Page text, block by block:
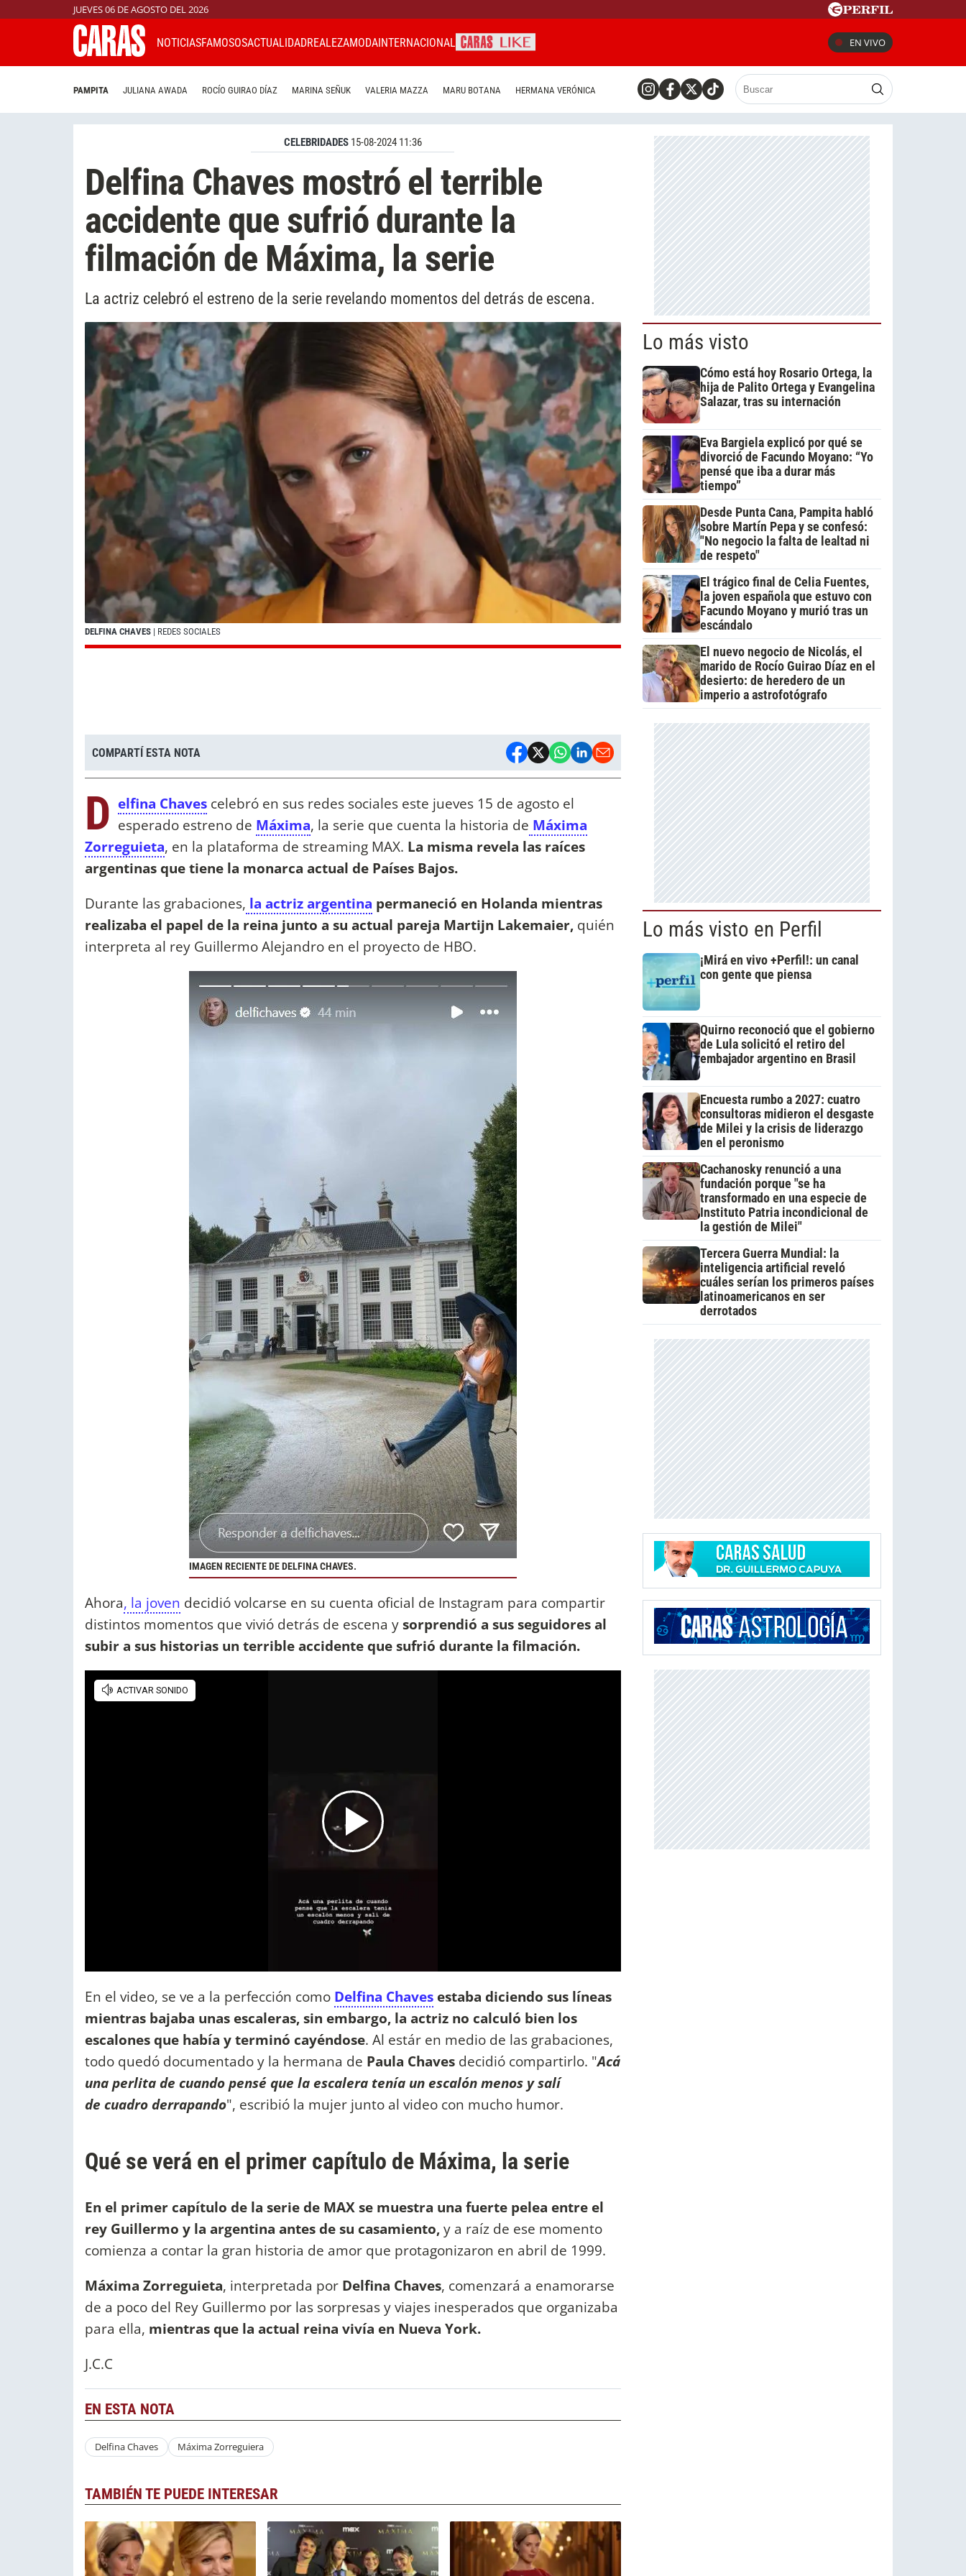
JUEVES 06 DE AGOSTO DEL 2026
NOTICIASFAMOSOSACTUALIDADREALEZAMODAINTERNACIONAL EN VIVO
PAMPITA JULIANA AWADA ROCÍO GUIRAO DÍAZ MARINA SEÑUK VALERIA MAZZA MARU BOTANA HERMANA VERÓNICA
CELEBRIDADES 15-08-2024 11:36
Delfina Chaves mostró el terrible
accidente que sufrió durante la
filmación de Máxima, la serie
La actriz celebró el estreno de la serie revelando momentos del detrás de escena.
DELFINA CHAVES | REDES SOCIALES
COMPARTÍ ESTA NOTA
D elfina Chaves celebró en sus redes sociales este jueves 15 de agosto el
esperado estreno de Máxima, la serie que cuenta la historia de Máxima
Zorreguieta, en la plataforma de streaming MAX. La misma revela las raíces
argentinas que tiene la monarca actual de Países Bajos.
Durante las grabaciones, la actriz argentina permaneció en Holanda mientras
realizaba el papel de la reina junto a su actual pareja Martijn Lakemaier, quién
interpreta al rey Guillermo Alejandro en el proyecto de HBO.
IMAGEN RECIENTE DE DELFINA CHAVES.
Ahora, la joven decidió volcarse en su cuenta oficial de Instagram para compartir
distintos momentos que vivió detrás de escena ysorprendió a sus seguidores al
subir a sus historias un terrible accidente que sufrió durante la filmación.
En el video, se ve a la perfección como Delfina Chaves estaba diciendo sus líneas
mientras bajaba unas escaleras, sin embargo, la actriz no calculó bien los
escalones que había y terminó cayéndose. Al estár en medio de las grabaciones,
todo quedó documentado y la hermana de Paula Chaves decidió compartirlo. "Acá
una perlita de cuando pensé que la escalera tenía un escalón menos y salí
de cuadro derrapando", escribió la mujer junto al video con mucho humor.
Qué se verá en el primer capítulo de Máxima, la serie
En el primer capítulo de la serie de MAX se muestra una fuerte pelea entre el
rey Guillermo y la argentina antes de su casamiento,y a raíz de ese momento
comienza a contar la gran historia de amor que protagonizaron en abril de 1999.
Máxima Zorreguieta, interpretada por Delfina Chaves, comenzará a enamorarse
de a poco del Rey Guillermo por las sorpresas y viajes inesperados que organizaba
para ella, mientras que la actual reina vivía en Nueva York.
J.C.C
EN ESTA NOTA
Delfina Chaves Máxima Zorreguiera
TAMBIÉN TE PUEDE INTERESAR
Lo más visto
Cómo está hoy Rosario Ortega, la
hija de Palito Ortega y Evangelina
Salazar, tras su internación
Eva Bargiela explicó por qué se
divorció de Facundo Moyano: “Yo
pensé que iba a durar más
tiempo”
Desde Punta Cana, Pampita habló
sobre Martín Pepa y se confesó:
"No negocio la falta de lealtad ni
de respeto"
El trágico final de Celia Fuentes,
la joven española que estuvo con
Facundo Moyano y murió tras un
escándalo
El nuevo negocio de Nicolás, el
marido de Rocío Guirao Díaz en el
desierto: de heredero de un
imperio a astrofotógrafo
Lo más visto en Perfil
¡Mirá en vivo +Perfil!: un canal
con gente que piensa
Quirno reconoció que el gobierno
de Lula solicitó el retiro del
embajador argentino en Brasil
Encuesta rumbo a 2027: cuatro
consultoras midieron el desgaste
de Milei y la crisis de liderazgo
en el peronismo
Cachanosky renunció a una
fundación porque "se ha
transformado en una especie de
Instituto Patria incondicional de
la gestión de Milei"
Tercera Guerra Mundial: la
inteligencia artificial reveló
cuáles serían los primeros países
latinoamericanos en ser
derrotados